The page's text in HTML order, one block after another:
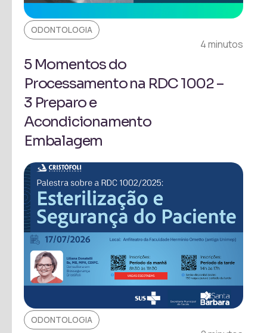
ODONTOLOGIA
4 minutos
5 Momentos do
Processamento na RDC 1002 –
3 Preparo e
Acondicionamento
Embalagem
ODONTOLOGIA